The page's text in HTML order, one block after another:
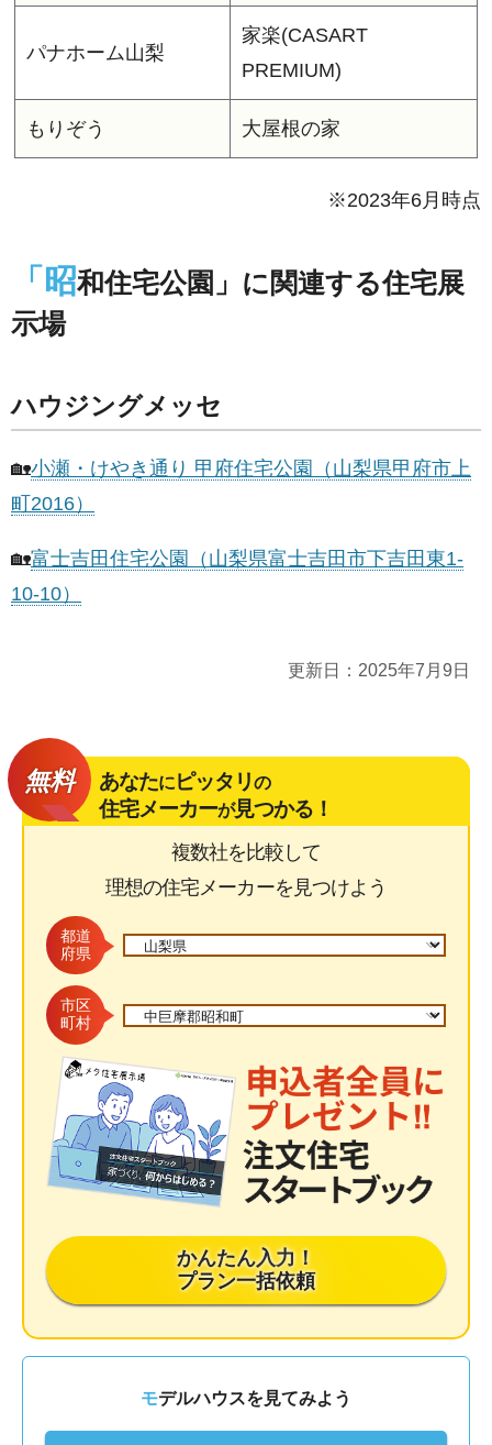
パナホーム山梨
家楽(CASART
PREMIUM)
もりぞう 大屋根の家
※2023年6月時点
「昭和住宅公園」に関連する住宅展
示場
ハウジングメッセ
🏡小瀬・けやき通り 甲府住宅公園（山梨県甲府市上
町2016）
🏡富士吉田住宅公園（山梨県富士吉田市下吉田東1-
10-10）
更新日： 2025年7月9日
無料 あなたにピッタリの
住宅メーカーが見つかる！
複数社を比較して
理想の住宅メーカーを見つけよう
都道
府県
市区
町村
かんたん入力！
プラン一括依頼
モデルハウスを見てみよう